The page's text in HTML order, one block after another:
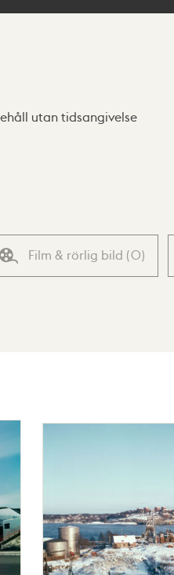
utan tidsangivelse
Film & rörlig bild (0)